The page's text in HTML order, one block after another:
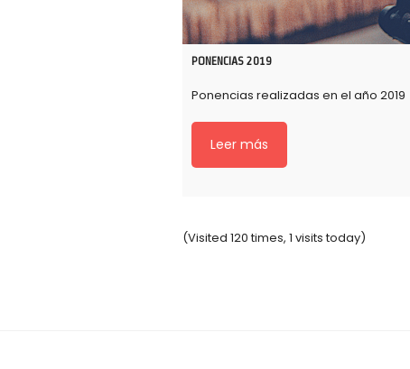
PONENCIAS 2019
Ponencias realizadas en el año 2019
Leer más
(Visited 120 times, 1 visits today)